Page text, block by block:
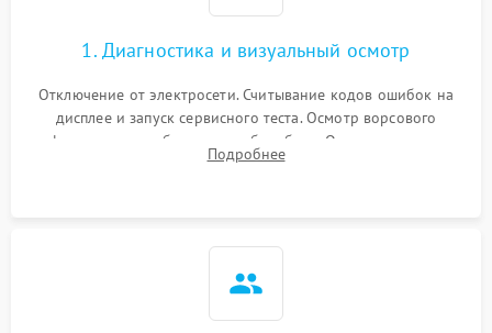
Зависает программа 1500 ₽ Подробнее →
Ошибка на дисплее 1290 ₽ Подробнее →
1. Диагностика и визуальный осмотр
Отключение от электросети. Считывание кодов ошибок на
дисплее и запуск сервисного теста. Осмотр ворсового
фильтра, теплообменника и барабана. Опрос клиента о
неисправностях (не сушит, не крутит барабан, сильно шумит
Подробнее